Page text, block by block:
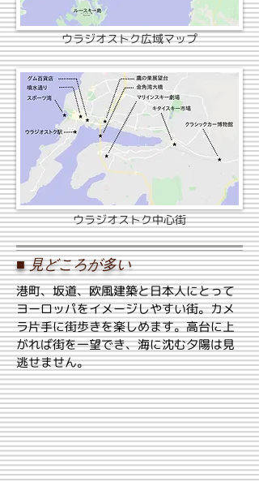
ウラジオストク広域マップ
ウラジオストク中心街
■見どころが多い
港町、坂道、欧風建築と日本人にとって
ヨーロッパをイメージしやすい街。カメ
ラ片手に街歩きを楽しめます。高台に上
がれば街を一望でき、海に沈む夕陽は見
逃せません。